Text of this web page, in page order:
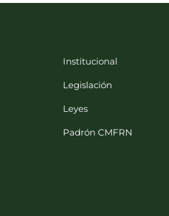
Institucional
Legislación
Leyes
Padrón CMFRN